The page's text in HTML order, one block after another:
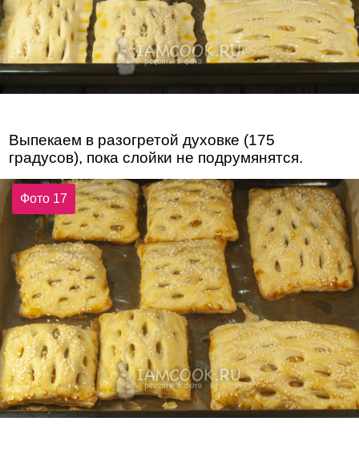
Выпекаем в разогретой духовке (175
градусов), пока слойки не подрумянятся.
Фото 17